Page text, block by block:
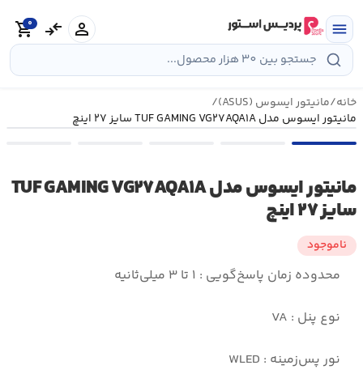
به
محتوا
menu
person
compare_arrows
shopping_cart
0
خانه/مانیتور ایسوس (ASUS)
/
مانیتور ایسوس مدل TUF GAMING VG۲۷AQA۱A سایز ۲۷ اینچ
مانیتور ایسوس مدل TUF GAMING VG۲۷AQA۱A
سایز ۲۷ اینچ
ناموجود
محدوده زمان پاسخ‌گویی : ۱ تا ۳ میلی‌ثانیه
نوع پنل : VA
نور پس‌زمینه : WLED